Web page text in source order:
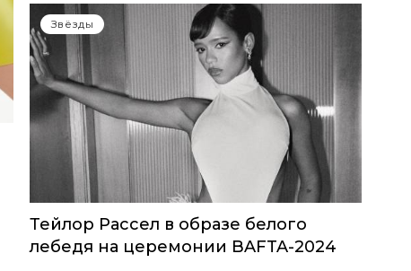
Звёзды
Тейлор Рассел в образе белого
лебедя на церемонии BAFTA-2024